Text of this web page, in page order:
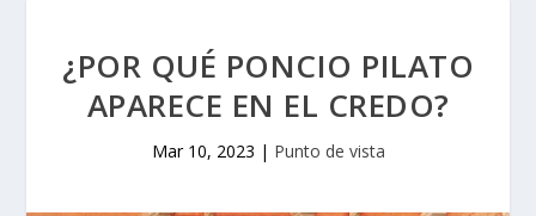
¿POR QUÉ PONCIO PILATO
APARECE EN EL CREDO?
Mar 10, 2023 | Punto de vista